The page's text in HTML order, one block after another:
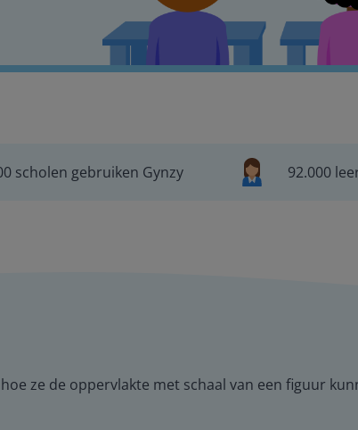
scholen gebruiken Gynzy 92.000
ze de oppervlakte met schaal van een figuur